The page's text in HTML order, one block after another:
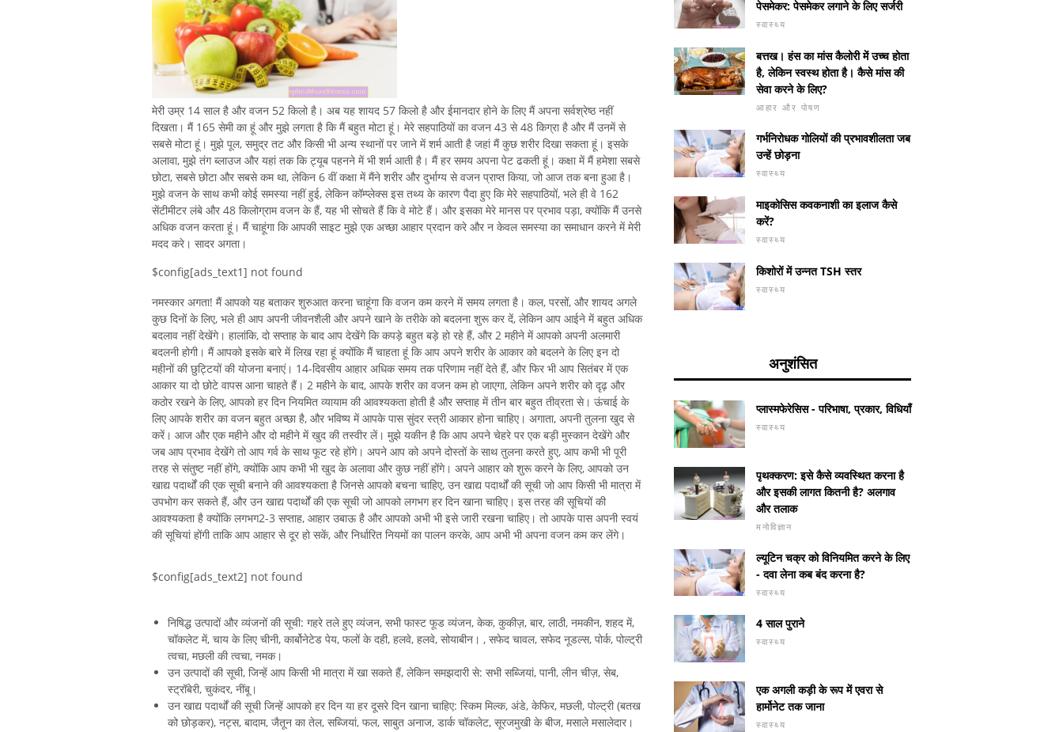
मेरी उम्र 14 साल है और वजन 52 किलो है। अब यह शायद 57 किलो है और ईमानदार होने के लिए मैं अपना सर्वश्रेष्ठ नहीं
दिखता। मैं 165 सेमी का हूं और मुझे लगता है कि मैं बहुत मोटा हूं। मेरे सहपाठियों का वजन 43 से 48 किग्रा है और मैं उनमें से
सबसे मोटा हूं। मुझे पूल, समुद्र तट और किसी भी अन्य स्थानों पर जाने में शर्म आती है जहां मैं कुछ शरीर दिखा सकता हूं। इसके
अलावा, मुझे तंग ब्लाउज और यहां तक ​​कि ट्यूब पहनने में भी शर्म आती है। मैं हर समय अपना पेट ढकती हूं। कक्षा में मैं हमेशा सबसे
छोटा, सबसे छोटा और सबसे कम था, लेकिन 6 वीं कक्षा में मैंने शरीर और दुर्भाग्य से वजन प्राप्त किया, जो आज तक बना हुआ है।
मुझे वजन के साथ कभी कोई समस्या नहीं हुई, लेकिन कॉम्प्लेक्स इस तथ्य के कारण पैदा हुए कि मेरे सहपाठियों, भले ही वे 162
सेंटीमीटर लंबे और 48 किलोग्राम वजन के हैं, यह भी सोचते हैं कि वे मोटे हैं। और इसका मेरे मानस पर प्रभाव पड़ा, क्योंकि मैं उनसे
अधिक वजन करता हूं। मैं चाहूंगा कि आपकी साइट मुझे एक अच्छा आहार प्रदान करे और न केवल समस्या का समाधान करने में मेरी
मदद करे। सादर अगता।
$config[ads_text1] not found
नमस्कार अगता! मैं आपको यह बताकर शुरुआत करना चाहूंगा कि वजन कम करने में समय लगता है। कल, परसों, और शायद अगले
कुछ दिनों के लिए, भले ही आप अपनी जीवनशैली और अपने खाने के तरीके को बदलना शुरू कर दें, लेकिन आप आईने में बहुत अधिक
बदलाव नहीं देखेंगे। हालांकि, दो सप्ताह के बाद आप देखेंगे कि कपड़े बहुत बड़े हो रहे हैं, और 2 महीने में आपको अपनी अलमारी
बदलनी होगी। मैं आपको इसके बारे में लिख रहा हूं क्योंकि मैं चाहता हूं कि आप अपने शरीर के आकार को बदलने के लिए इन दो
महीनों की छुट्टियों की योजना बनाएं। 14-दिवसीय आहार अधिक समय तक परिणाम नहीं देते हैं, और फिर भी आप सितंबर में एक
आकार या दो छोटे वापस आना चाहते हैं। 2 महीने के बाद, आपके शरीर का वजन कम हो जाएगा, लेकिन अपने शरीर को दृढ़ और
कठोर रखने के लिए, आपको हर दिन नियमित व्यायाम की आवश्यकता होती है और सप्ताह में तीन बार बहुत तीव्रता से। ऊंचाई के
लिए आपके शरीर का वजन बहुत अच्छा है, और भविष्य में आपके पास सुंदर स्त्री आकार होना चाहिए। अगाता, अपनी तुलना खुद से
करें। आज और एक महीने और दो महीने में खुद की तस्वीर लें। मुझे यकीन है कि आप अपने चेहरे पर एक बड़ी मुस्कान देखेंगे और
जब आप प्रभाव देखेंगे तो आप गर्व के साथ फूट रहे होंगे। अपने आप को अपने दोस्तों के साथ तुलना करते हुए, आप कभी भी पूरी
तरह से संतुष्ट नहीं होंगे, क्योंकि आप कभी भी खुद के अलावा और कुछ नहीं होंगे। अपने आहार को शुरू करने के लिए, आपको उन
खाद्य पदार्थों की एक सूची बनाने की आवश्यकता है जिनसे आपको बचना चाहिए, उन खाद्य पदार्थों की सूची जो आप किसी भी मात्रा में
उपभोग कर सकते हैं, और उन खाद्य पदार्थों की एक सूची जो आपको लगभग हर दिन खाना चाहिए। इस तरह की सूचियों की
आवश्यकता है क्योंकि लगभग2-3 सप्ताह, आहार उबाऊ है और आपको अभी भी इसे जारी रखना चाहिए। तो आपके पास अपनी स्वयं
की सूचियां होंगी ताकि आप आहार से दूर हो सकें, और निर्धारित नियमों का पालन करके, आप अभी भी अपना वजन कम कर लेंगे।
$config[ads_text2] not found
निषिद्ध उत्पादों और व्यंजनों की सूची: गहरे तले हुए व्यंजन, सभी फास्ट फूड व्यंजन, केक, कुकीज़, बार, लाठी, नमकीन, शहद में,
चॉकलेट में, चाय के लिए चीनी, कार्बोनेटेड पेय, फलों के दही, हलवे, हलवे, सोयाबीन। , सफेद चावल, सफेद नूडल्स, पोर्क, पोल्ट्री
त्वचा, मछली की त्वचा, नमक।
उन उत्पादों की सूची, जिन्हें आप किसी भी मात्रा में खा सकते हैं, लेकिन समझदारी से: सभी सब्जियां, पानी, लीन चीज़, सेब,
स्ट्रॉबेरी, चुकंदर, नींबू।
उन खाद्य पदार्थों की सूची जिन्हें आपको हर दिन या हर दूसरे दिन खाना चाहिए: स्किम मिल्क, अंडे, केफिर, मछली, पोल्ट्री (बतख
को छोड़कर), नट्स, बादाम, जैतून का तेल, सब्जियां, फल, साबुत अनाज, डार्क चॉकलेट, सूरजमुखी के बीज, मसाले मसालेदार।
पेसमेकर: पेसमेकर लगाने के लिए सर्जरी
स्वास्थ्य
बत्तख। हंस का मांस कैलोरी में उच्च होता
है, लेकिन स्वस्थ होता है। कैसे मांस की
सेवा करने के लिए?
आहार और पोषण
गर्भनिरोधक गोलियों की प्रभावशीलता जब
उन्हें छोड़ना
स्वास्थ्य
माइकोसिस कवकनाशी का इलाज कैसे
करें?
स्वास्थ्य
किशोरों में उन्नत TSH स्तर
स्वास्थ्य
अनुशंसित
प्लास्मफेरेसिस - परिभाषा, प्रकार, विधियाँ
स्वास्थ्य
पृथक्करण: इसे कैसे व्यवस्थित करना है
और इसकी लागत कितनी है? अलगाव
और तलाक
मनोविज्ञान
ल्यूटिन चक्र को विनियमित करने के लिए
- दवा लेना कब बंद करना है?
स्वास्थ्य
4 साल पुराने
स्वास्थ्य
एक अगली कड़ी के रूप में एवरा से
हार्मोनेट तक जाना
स्वास्थ्य